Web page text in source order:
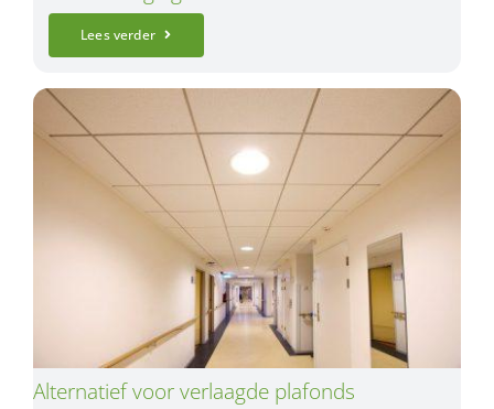
Lees verder
Alternatief voor verlaagde plafonds